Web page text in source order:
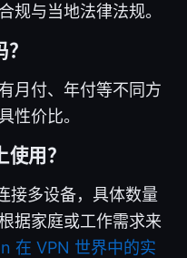
规与当地法律法规。
月付、年付等不同方
性价比。
用？
接多设备，具体数量
据家庭或工作需求来
在 VPN 世界中的实